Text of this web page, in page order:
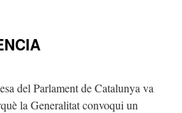
del Parlament de Catalunya va
la Generalitat convoqui un